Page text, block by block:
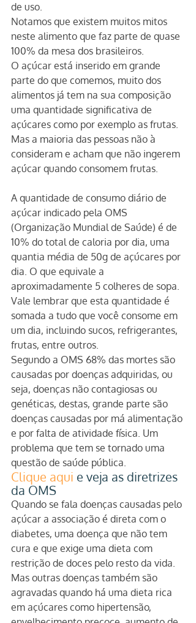
de uso.
Notamos que existem muitos mitos
neste alimento que faz parte de quase
100% da mesa dos brasileiros.
O açúcar está inserido em grande
parte do que comemos, muito dos
alimentos já tem na sua composição
uma quantidade significativa de
açúcares como por exemplo as frutas.
Mas a maioria das pessoas não à
consideram e acham que não ingerem
açúcar quando consomem frutas.
A quantidade de consumo diário de
açúcar indicado pela OMS
(Organização Mundial de Saúde) é de
10% do total de caloria por dia, uma
quantia média de 50g de açúcares por
dia. O que equivale a
aproximadamente 5 colheres de sopa.
Vale lembrar que esta quantidade é
somada a tudo que você consome em
um dia, incluindo sucos, refrigerantes,
frutas, entre outros.
Segundo a OMS 68% das mortes são
causadas por doenças adquiridas, ou
seja, doenças não contagiosas ou
genéticas, destas, grande parte são
doenças causadas por má alimentação
e por falta de atividade física. Um
problema que tem se tornado uma
questão de saúde pública.
Clique aqui e veja as diretrizes
da OMS
Quando se fala doenças causadas pelo
açúcar a associação é direta com o
diabetes, uma doença que não tem
cura e que exige uma dieta com
restrição de doces pelo resto da vida.
Mas outras doenças também são
agravadas quando há uma dieta rica
em açúcares como hipertensão,